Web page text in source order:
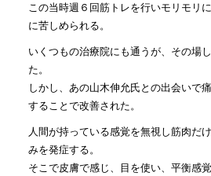
この当時週６回筋トレを行いモリモリ
に苦しめられる。
いくつもの治療院にも通うが、その場
た。
しかし、あの山木伸允氏との出会いで
することで改善された。
人間が持っている感覚を無視し筋肉だ
みを発症する。
そこで皮膚で感じ、目を使い、平衡感